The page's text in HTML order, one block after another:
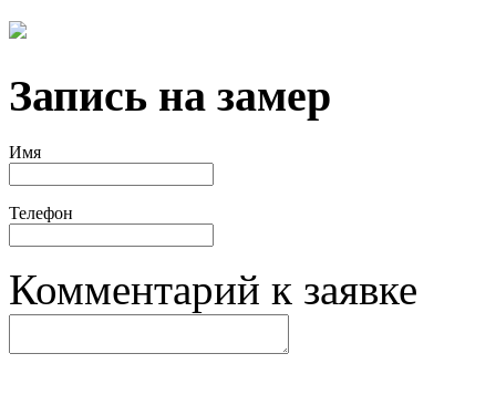
Запись на замер
Имя
Телефон
Комментарий к заявке